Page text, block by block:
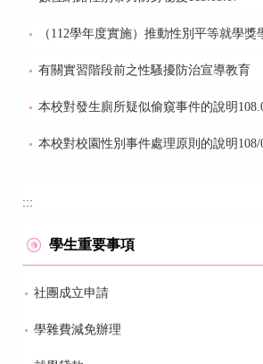
（112學年度實施）推動性別平等就學獎
有關實習階段前之性騷擾防治宣導教育
本校對發生廁所疑似偷窺事件的說明
本校對校園性別事件處理原則的說明108/
:::
學生重要事項
社團成立申請
學雜費減免辦理